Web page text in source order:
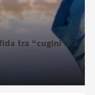
tra “cugini”: